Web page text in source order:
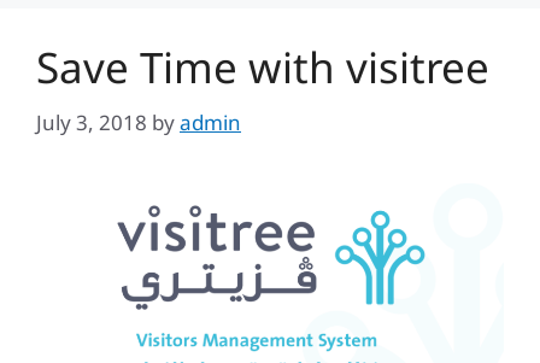
Save Time with visitree
July 3, 2018byadmin